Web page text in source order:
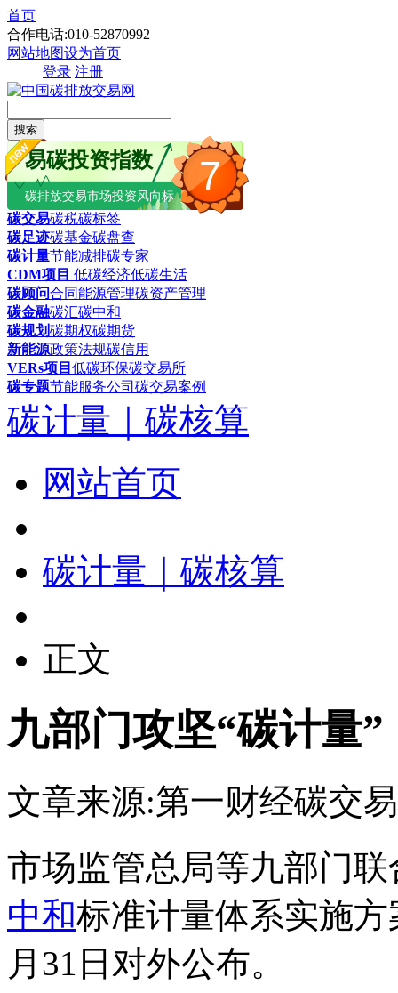
首页
合作电话:010-52870992
网站地图设为首页
登录 注册
搜索
7
易碳投资指数
碳排放交易市场投资风向标
碳交易碳税碳标签
碳足迹碳基金碳盘查
碳计量节能减排碳专家
CDM项目 低碳经济低碳生活
碳顾问合同能源管理碳资产管理
碳金融碳汇碳中和
碳规划碳期权碳期货
新能源政策法规碳信用
VERs项目 低碳环保碳交易所
碳专题节能服务公司 碳交易案例
碳计量｜碳核算
网站首页
碳计量｜碳核算
正文
九部门攻坚“碳计量
文章来源:第一财经碳交
市场监管总局等九部门
中和标准计量体系实施
月31日对外公布。